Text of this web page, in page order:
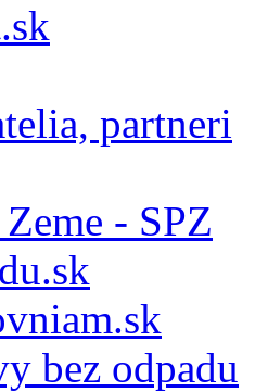
partneri
- SPZ
bez odpadu